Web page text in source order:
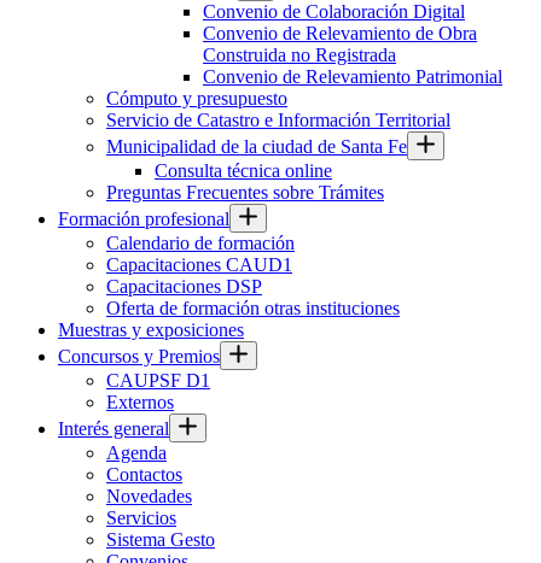
Convenio de Colaboración Digital
Convenio de Relevamiento de Obra
Construida no Registrada
Convenio de Relevamiento Patrimonial
Cómputo y presupuesto
Servicio de Catastro e Información Territorial
Municipalidad de la ciudad de Santa Fe
Consulta técnica online
Preguntas Frecuentes sobre Trámites
Formación profesional
Calendario de formación
Capacitaciones CAUD1
Capacitaciones DSP
Oferta de formación otras instituciones
Muestras y exposiciones
Concursos y Premios
CAUPSF D1
Externos
Interés general
Agenda
Contactos
Novedades
Servicios
Sistema Gesto